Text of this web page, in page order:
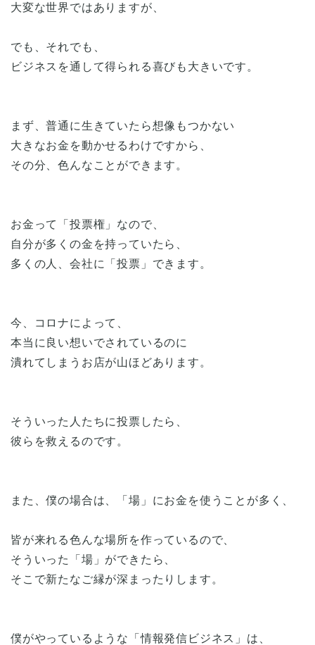
大変な世界ではありますが、
でも、それでも、
ビジネスを通して得られる喜びも大きいです。
まず、普通に生きていたら想像もつかない
大きなお金を動かせるわけですから、
その分、色んなことができます。
お金って「投票権」なので、
自分が多くの金を持っていたら、
多くの人、会社に「投票」できます。
今、コロナによって、
本当に良い想いでされているのに
潰れてしまうお店が山ほどあります。
そういった人たちに投票したら、
彼らを救えるのです。
また、僕の場合は、「場」にお金を使うことが多く、
皆が来れる色んな場所を作っているので、
そういった「場」ができたら、
そこで新たなご縁が深まったりします。
僕がやっているような「情報発信ビジネス」は、